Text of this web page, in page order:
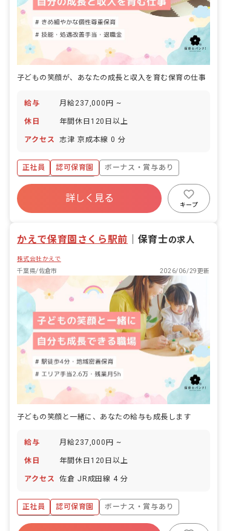
子どもの笑顔が、あなたの成長と収入を育む保育の仕事
給与 月給237,000円 ~
休日 年間休日120日以上
アクセス 志津 京成本線 0 分
正社員 認可保育園
ボーナス・賞与あり
年間休日120日以上
寮・住宅・家賃補助あり
社会保険完備
産休育休制度
詳しく見る
キープ
かえで保育園さくら駅前 保育士の求人
株式会社かえで
千葉県/佐倉市
2026/06/29更新
子どもの笑顔と一緒に、あなたの給与も成長します
給与 月給237,000円 ~
休日 年間休日120日以上
アクセス 佐倉 JR成田線 4 分
正社員 認可保育園
ボーナス・賞与あり
年間休日120日以上